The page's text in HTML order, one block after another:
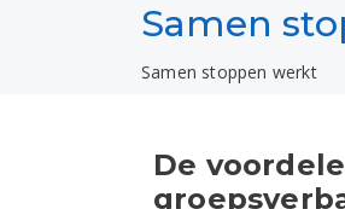
Samen
Samen stoppen werkt
De